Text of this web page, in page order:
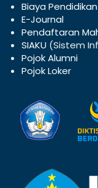
Biaya Pendidikan
E-Journal
Pendaftaran
SIAKU (Sistem
Pojok Alumni
Pojok Loker